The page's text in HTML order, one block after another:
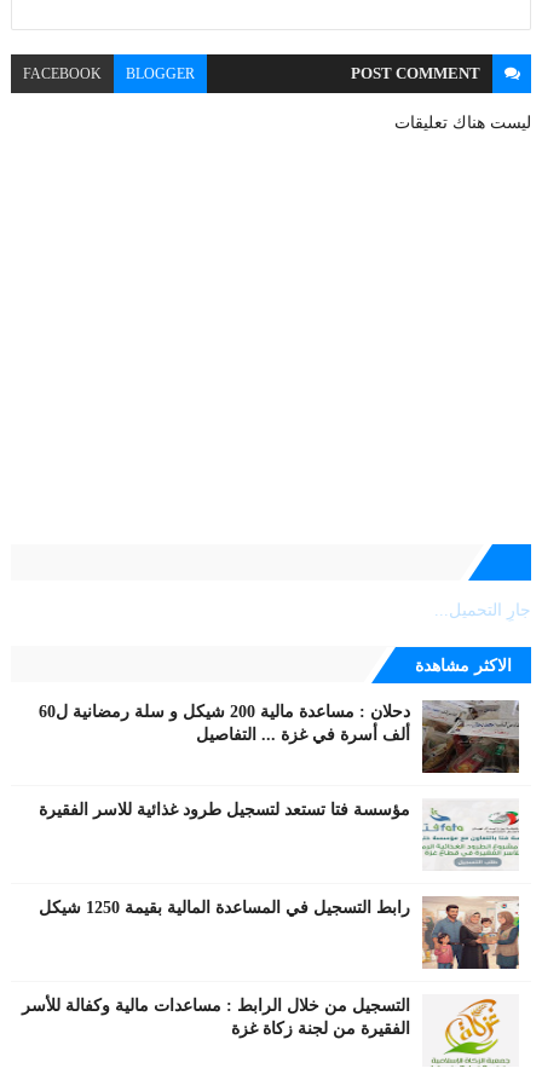
POSTCOMMENT
BLOGGER
FACEBOOK
ليست هناك تعليقات
جارٍ التحميل...
الاكثر مشاهدة
دحلان : مساعدة مالية 200 شيكل و سلة رمضانية ل60
ألف أسرة في غزة ... التفاصيل
مؤسسة فتا تستعد لتسجيل طرود غذائية للاسر الفقيرة
رابط التسجيل في المساعدة المالية بقيمة 1250 شيكل
التسجيل من خلال الرابط : مساعدات مالية وكفالة للأسر
الفقيرة من لجنة زكاة غزة